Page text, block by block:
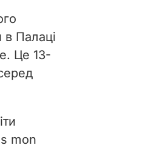
в Палаці
Це 13-
mon